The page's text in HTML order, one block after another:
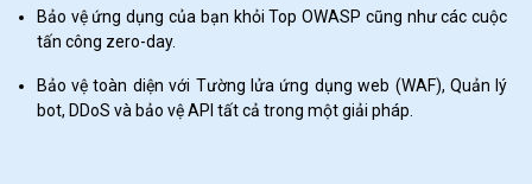
Bảo vệ ứng dụng của bạn khỏi Top OWASP cũng như các cuộc
tấn công zero-day.
Bảo vệ toàn diện với Tường lửa ứng dụng web (WAF), Quản lý
bot, DDoS và bảo vệ API tất cả trong một giải pháp.